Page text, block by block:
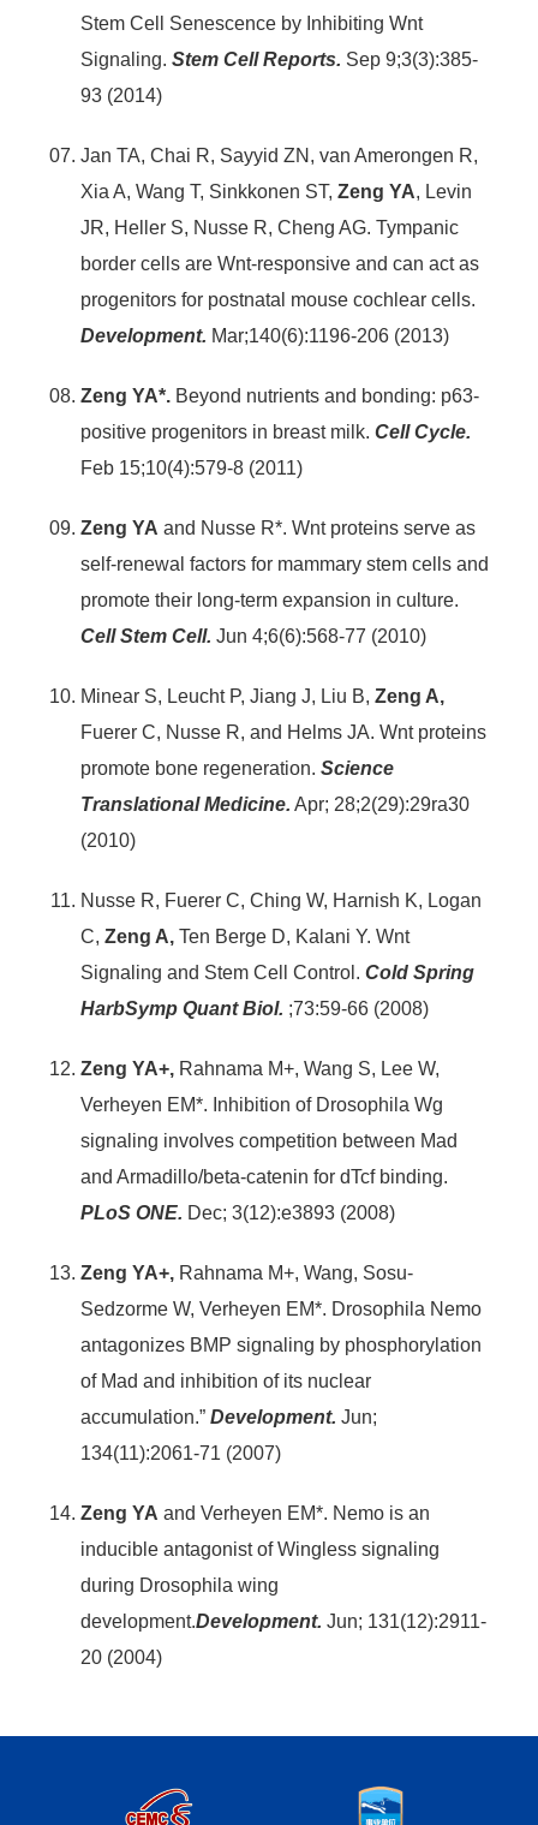
Stem Cell Senescence by Inhibiting Wnt
Signaling.Stem Cell Reports. Sep 9;3(3):385-
93 (2014)
Jan TA, Chai R, Sayyid ZN, van Amerongen R,
Xia A, Wang T, Sinkkonen ST,Zeng YA, Levin
JR, Heller S, Nusse R, Cheng AG. Tympanic
border cells are Wnt-responsive and can act as
progenitors for postnatal mouse cochlear cells.
Development. Mar;140(6):1196-206 (2013)
Zeng YA*. Beyond nutrients and bonding: p63-
positive progenitors in breast milk.Cell Cycle.
Feb 15;10(4):579-8 (2011)
Zeng YA and Nusse R*. Wnt proteins serve as
self-renewal factors for mammary stem cells and
promote their long-term expansion in culture.
Cell Stem Cell. Jun 4;6(6):568-77 (2010)
Minear S, Leucht P, Jiang J, Liu B,Zeng A,
Fuerer C, Nusse R, and Helms JA. Wnt proteins
promote bone regeneration.Science
Translational Medicine. Apr; 28;2(29):29ra30
(2010)
Nusse R, Fuerer C, Ching W, Harnish K, Logan
C,Zeng A, Ten Berge D, Kalani Y. Wnt
Signaling and Stem Cell Control.Cold Spring
HarbSymp Quant Biol. ;73:59-66 (2008)
Zeng YA+, Rahnama M+, Wang S, Lee W,
Verheyen EM*. Inhibition of Drosophila Wg
signaling involves competition between Mad
and Armadillo/beta-catenin for dTcf binding.
PLoS ONE. Dec; 3(12):e3893 (2008)
Zeng YA+, Rahnama M+, Wang, Sosu-
Sedzorme W, Verheyen EM*. Drosophila Nemo
antagonizes BMP signaling by phosphorylation
of Mad and inhibition of its nuclear
accumulation.”Development. Jun;
134(11):2061-71 (2007)
Zeng YA and Verheyen EM*. Nemo is an
inducible antagonist of Wingless signaling
during Drosophila wing
development.Development. Jun; 131(12):2911-
20 (2004)